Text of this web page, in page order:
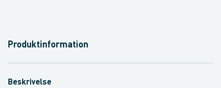
Produktinformation
Beskrivelse